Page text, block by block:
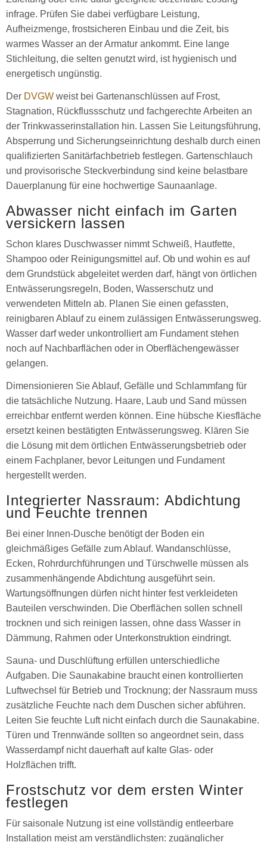
infrage. Prüfen Sie dabei verfügbare Leistung,
Aufheizmenge, frostsicheren Einbau und die Zeit, bis
warmes Wasser an der Armatur ankommt. Eine lange
Stichleitung, die selten genutzt wird, ist hygienisch und
energetisch ungünstig.
Der DVGW weist bei Gartenanschlüssen auf Frost,
Stagnation, Rückflussschutz und fachgerechte Arbeiten an
der Trinkwasserinstallation hin. Lassen Sie Leitungsführung,
Absperrung und Sicherungseinrichtung deshalb durch einen
qualifizierten Sanitärfachbetrieb festlegen. Gartenschlauch
und provisorische Steckverbindung sind keine belastbare
Dauerplanung für eine hochwertige Saunaanlage.
Abwasser nicht einfach im Garten
versickern lassen
Schon klares Duschwasser nimmt Schweiß, Hautfette,
Shampoo oder Reinigungsmittel auf. Ob und wohin es auf
dem Grundstück abgeleitet werden darf, hängt von örtlichen
Entwässerungsregeln, Boden, Wasserschutz und
verwendeten Mitteln ab. Planen Sie einen gefassten,
reinigbaren Ablauf zu einem zulässigen Entwässerungsweg.
Wasser darf weder unkontrolliert am Fundament stehen
noch auf Nachbarflächen oder in Oberflächengewässer
gelangen.
Dimensionieren Sie Ablauf, Gefälle und Schlammfang für
die tatsächliche Nutzung. Haare, Laub und Sand müssen
erreichbar entfernt werden können. Eine hübsche Kiesfläche
ersetzt keinen bestätigten Entwässerungsweg. Klären Sie
die Lösung mit dem örtlichen Entwässerungsbetrieb oder
einem Fachplaner, bevor Leitungen und Fundament
hergestellt werden.
Integrierter Nassraum: Abdichtung
und Feuchte trennen
Bei einer Innen-Dusche benötigt der Boden ein
gleichmäßiges Gefälle zum Ablauf. Wandanschlüsse,
Ecken, Rohrdurchführungen und Türschwelle müssen als
zusammenhängende Abdichtung ausgeführt sein.
Wartungsöffnungen dürfen nicht hinter fest verkleideten
Bauteilen verschwinden. Die Oberflächen sollen schnell
trocknen und sich reinigen lassen, ohne dass Wasser in
Dämmung, Rahmen oder Unterkonstruktion eindringt.
Sauna- und Duschlüftung erfüllen unterschiedliche
Aufgaben. Die Saunakabine braucht einen kontrollierten
Luftwechsel für Betrieb und Trocknung; der Nassraum muss
zusätzliche Feuchte nach dem Duschen sicher abführen.
Leiten Sie feuchte Luft nicht einfach durch die Saunakabine.
Türen und Trennwände sollten so angeordnet sein, dass
Wasserdampf nicht dauerhaft auf kalte Glas- oder
Holzflächen trifft.
Frostschutz vor dem ersten Winter
festlegen
Für saisonale Nutzung ist eine vollständig entleerbare
Installation meist am verständlichsten: zugänglicher